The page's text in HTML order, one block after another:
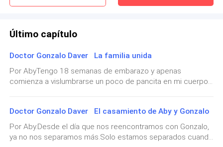
importante, lo pensé.
Felipe Davel, el padre de Gonzalo, también era médico
engreído hijo.
Aún es un hombre joven, tiene 59 años y es
de la casa.
Está separado desde hace muchos años.
Último capítulo
Doctor Gonzalo Daver La familia unida
Por AbyTengo 18 semanas de embarazo y apenas
comienza a vislumbrarse un poco de pancita en mi cuerpo,
claro que eso, a mí, no me importa.Mi vestido de novia es
hermoso, todo blanco y con un escote considerado, sin ser
grotesco, pero derrochaba sensualidad, dejé mi sencillez
de lado y me lucí realmente, la falda era tipo princesa,
Doctor Gonzalo Daver El casamiento de Aby y Gonzalo
Por Aby.Desde el día que nos reencontramos con Gonzalo,
ya no nos separamos más.Solo estamos separados cuando